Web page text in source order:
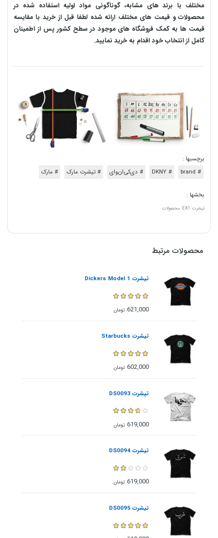
مختلف با برند های مشابه، گوناگونی مواد اولیه استفاده شده در
محصولات و قیمت های مختلف ارائه شده لطفا قبل از خرید با مقایسه
قیمت ها به کمک فروشگاه های موجود در سطح کشور پس از اطمینان
کامل از انتخاب خود اقدام به خرید نمایید.
برچسبها :
# brand
# DKNY # دی‌کی‌ان‌وای # تیشرت مارک # مارک
بخشها :
تیشرت EX1 محصولات
محصولات مرتبط
تیشرت Dickers Model 1
621,000 تومان
تیشرت Starbucks
602,000 تومان
تیشرت DS0093
619,000 تومان
تیشرت DS0094
619,000 تومان
تیشرت DS0095